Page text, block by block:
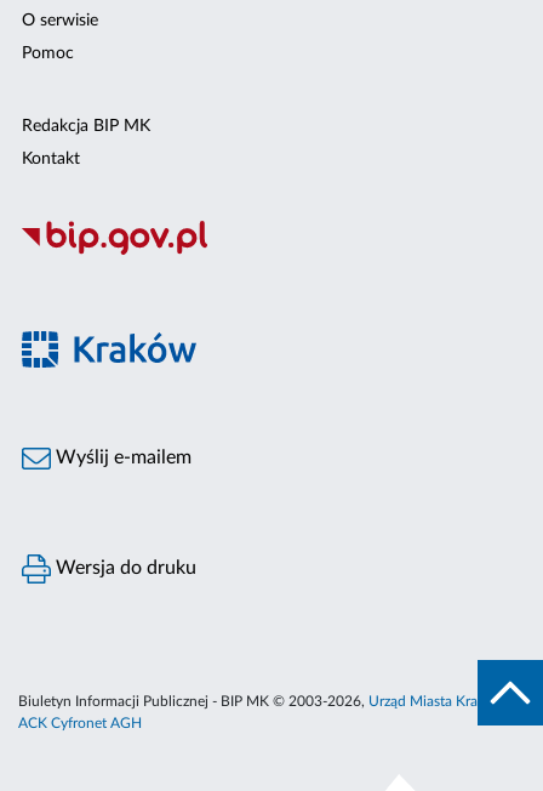
O serwisie
Pomoc
Redakcja BIP MK
Kontakt
Wyślij e-mailem
Wersja do druku
Biuletyn Informacji Publicznej - BIP MK © 2003-2026, Urząd Miasta Krakowa
ACK Cyfronet AGH